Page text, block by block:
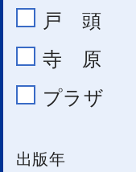
戸 頭
寺 原
プラザ
出版年